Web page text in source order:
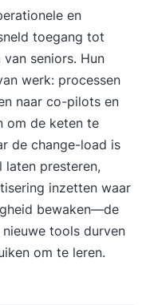
wegzetten
deze cursus. Bij
opdrachten,
ook voor deze
de waarde van
en veiligheid
is een
Arbo-wet
grondig te
tot
en
toegang tot
seniors. Hun
werk: processen
naar co-pilots en
om de keten te
de change-load is
laten presteren,
inzetten waar
bewaken—de
tools durven
om te leren.